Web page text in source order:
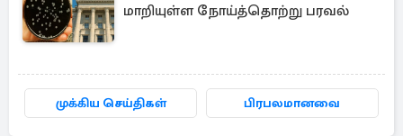
மாறியுள்ள நோய்த்தொற்று பரவல்
முக்கிய செய்திகள் பிரபலமானவை